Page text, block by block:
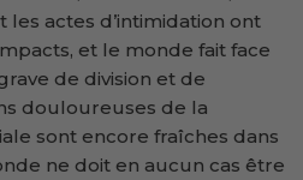
actes d’intimidation ont
et le monde fait face
de division et de
douloureuses de la
sont encore fraîches dans
ne doit en aucun cas être